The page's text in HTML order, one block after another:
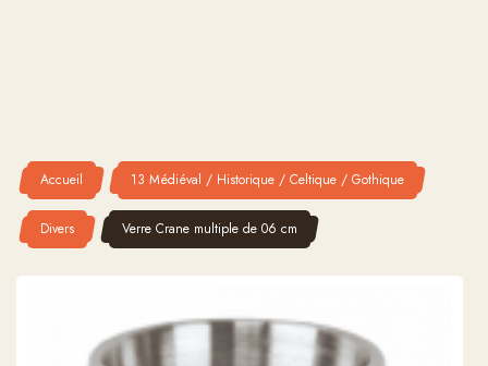
Accueil 13 Médiéval / Historique / Celtique / Gothique
Divers Verre Crane multiple de 06 cm